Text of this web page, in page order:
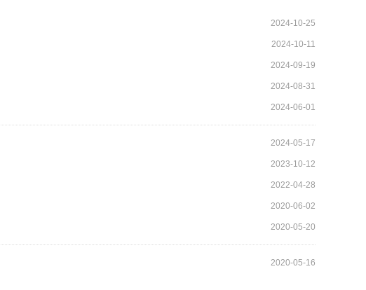
2024-10-25
2024-10-11
2024-09-19
2024-08-31
2024-06-01
2024-05-17
2023-10-12
2022-04-28
2020-06-02
2020-05-20
2020-05-16